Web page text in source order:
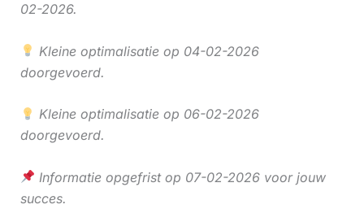
02-2026.
Kleine optimalisatie op 04-02-2026
doorgevoerd.
Kleine optimalisatie op 06-02-2026
doorgevoerd.
Informatie opgefrist op 07-02-2026 voor jouw
succes.